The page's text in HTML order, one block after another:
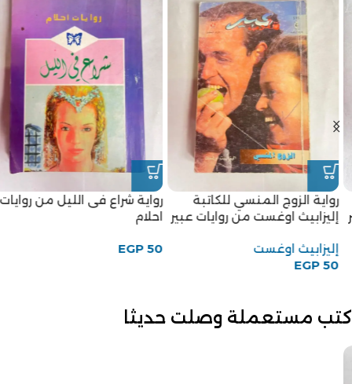
رواية الزوج المنسي للكاتبة
إليزابيث اوغست من روايات عبير
إليزابيث اوغست
EGP50
رواية شراع فى الليل من روايات
احلام
EGP50
كتب مستعملة وصلت حديثا